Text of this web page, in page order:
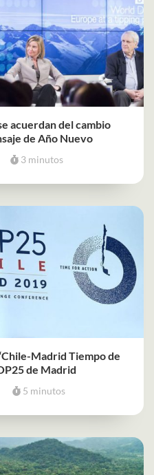
acuerdan del cambio
de Año Nuevo
3 minutos
Madrid Tiempo de
de Madrid
5 minutos